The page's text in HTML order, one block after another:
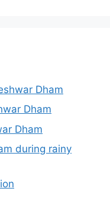
Dham
Dham
Dham
during rainy